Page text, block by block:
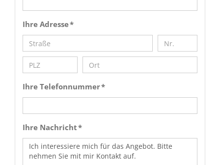
Ihre Adresse *
Ihre Telefonnummer *
Ihre Nachricht *